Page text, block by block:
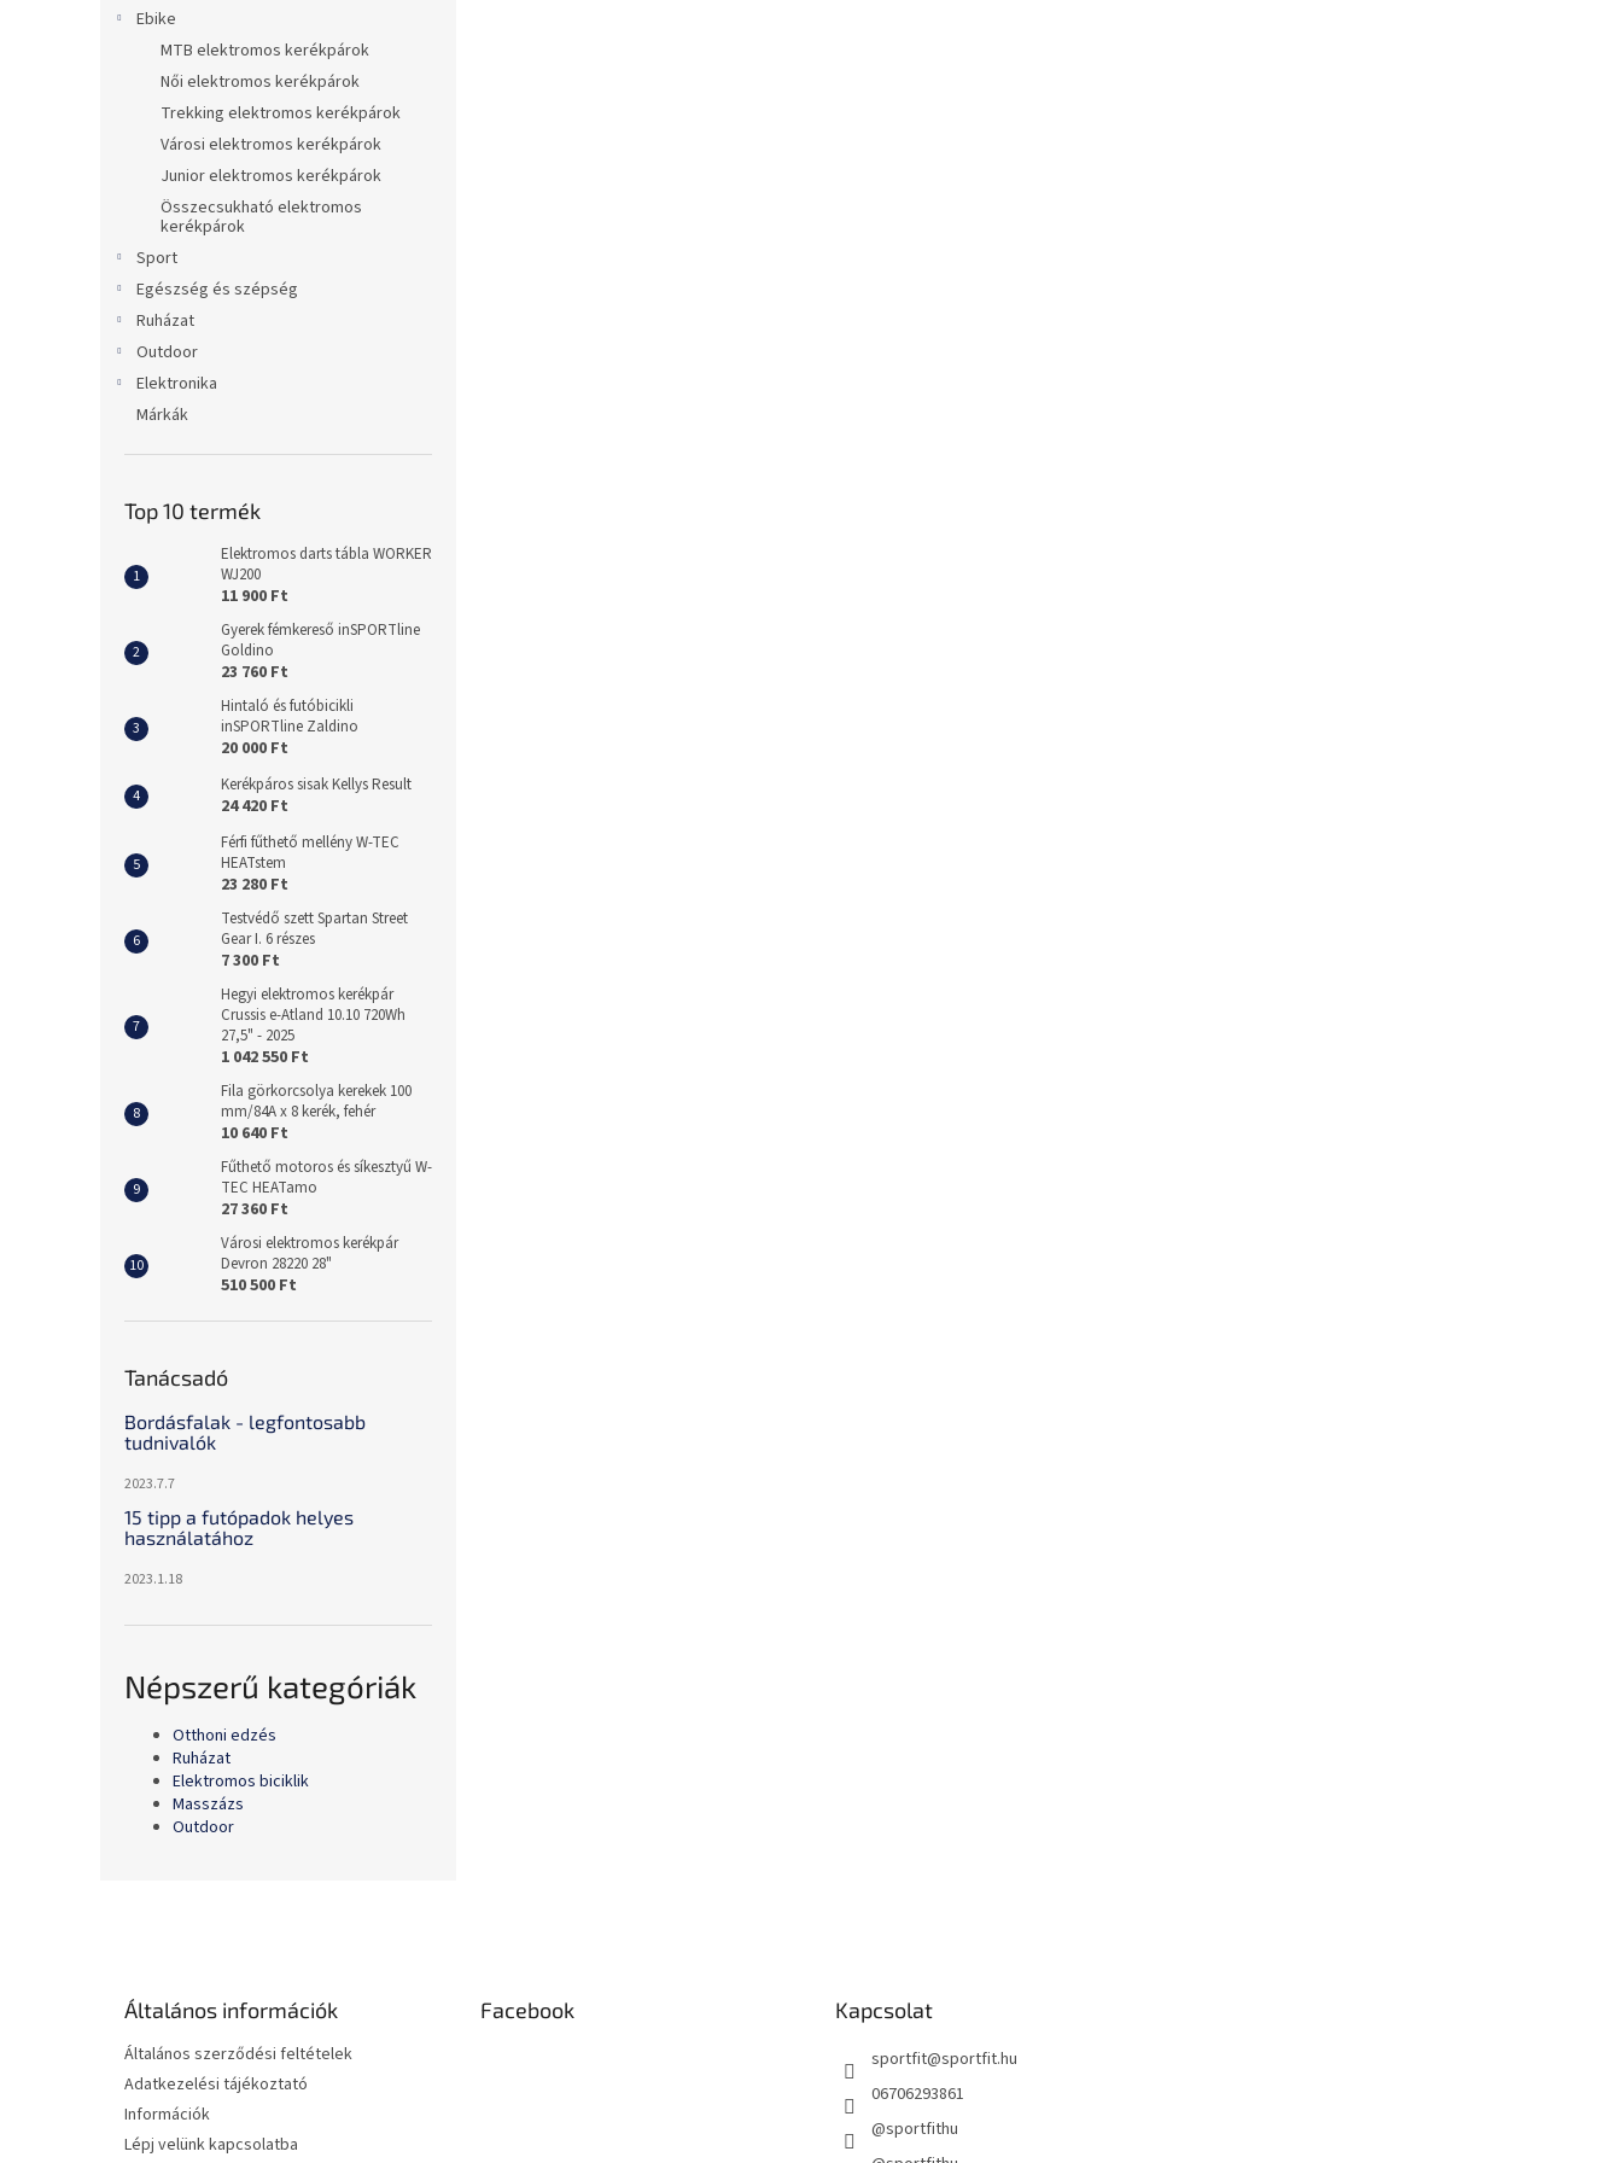
Ebike
MTB elektromos kerékpárok
Női elektromos kerékpárok
Trekking elektromos kerékpárok
Városi elektromos kerékpárok
Junior elektromos kerékpárok
Összecsukható elektromos
kerékpárok
Sport
Egészség és szépség
Ruházat
Outdoor
Elektronika
Márkák
Top 10 termék
Elektromos darts tábla WORKER
WJ200
11 900 Ft
Gyerek fémkereső inSPORTline
Goldino
23 760 Ft
Hintaló és futóbicikli
inSPORTline Zaldino
20 000 Ft
Kerékpáros sisak Kellys Result
24 420 Ft
Férfi fűthető mellény W-TEC
HEATstem
23 280 Ft
Testvédő szett Spartan Street
Gear I. 6 részes
7 300 Ft
Hegyi elektromos kerékpár
Crussis e-Atland 10.10 720Wh
27,5" - 2025
1 042 550 Ft
Fila görkorcsolya kerekek 100
mm/84A x 8 kerék, fehér
10 640 Ft
Fűthető motoros és síkesztyű W-
TEC HEATamo
27 360 Ft
Városi elektromos kerékpár
Devron 28220 28"
510 500 Ft
Tanácsadó
Bordásfalak - legfontosabb
tudnivalók
2023.7.7
15 tipp a futópadok helyes
használatához
2023.1.18
Népszerű kategóriák
Otthoni edzés
Ruházat
Elektromos biciklik
Masszázs
Outdoor
Általános információk
Általános szerződési feltételek
Adatkezelési tájékoztató
Információk
Lépj velünk kapcsolatba
Facebook Kapcsolat
sportfit@sportfit.hu
06706293861
@sportfithu